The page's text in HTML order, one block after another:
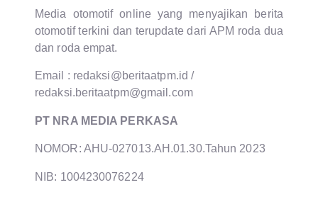
Media otomotif online yang menyajikan berita
otomotif terkini dan terupdate dari APM roda dua
dan roda empat.
Email : redaksi@beritaatpm.id /
redaksi.beritaatpm@gmail.com
PT NRA MEDIA PERKASA
NOMOR: AHU-027013.AH.01.30.Tahun 2023
NIB: 1004230076224